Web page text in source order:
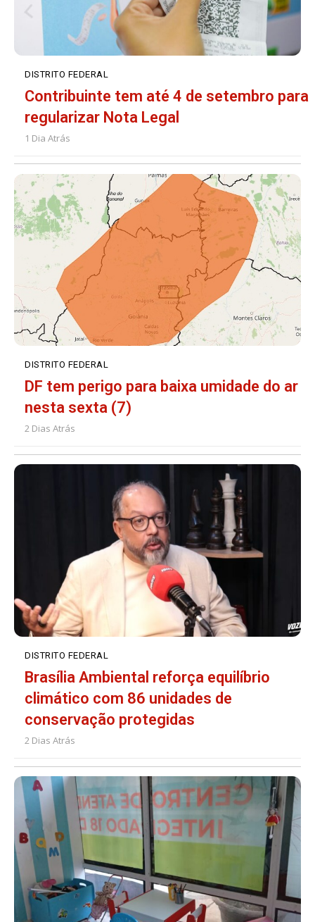
DISTRITO FEDERAL
Contribuinte tem até 4 de setembro para
regularizar Nota Legal
1 Dia Atrás
DISTRITO FEDERAL
DF tem perigo para baixa umidade do ar
nesta sexta (7)
2 Dias Atrás
DISTRITO FEDERAL
Brasília Ambiental reforça equilíbrio
climático com 86 unidades de
conservação protegidas
2 Dias Atrás